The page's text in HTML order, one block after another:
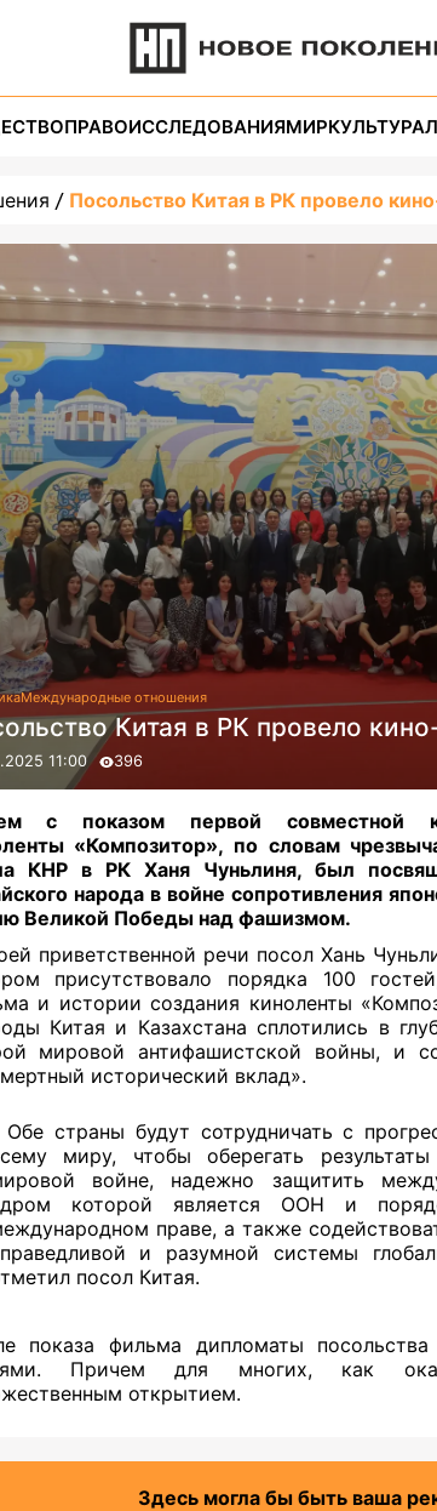
ПРАВОИССЛЕДОВАНИЯМИРКУЛЬТУРА
Посольство Китая в РК провело
Международные отношения
Китая в РК провело
11:00 396
с показом первой совместной
«Композитор», по словам
КНР в РК Ханя Чуньлиня, был
народа в войне сопротивления
Великой Победы над фашизмом.
приветственной речи посол Хань
присутствовало порядка 100
и истории создания киноленты
Китая и Казахстана сплотились в
мировой антифашистской войны, и
исторический вклад».
страны будут сотрудничать с
миру, чтобы оберегать
войне, надежно защитить
которой является ООН и
праве, а также
и разумной системы
посол Китая.
показа фильма дипломаты
Причем для многих, как
открытием.
Здесь могла бы быть ваша